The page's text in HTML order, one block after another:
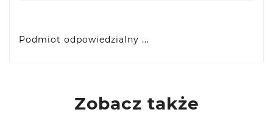
Podmiot odpowiedzialny ...
Zobacz także